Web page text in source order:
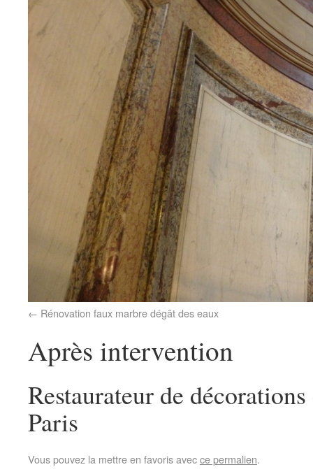
Rénovation faux marbre dégât des eaux
Après intervention
Restaurateur de
Paris
Vous pouvez la mettre en favoris avecce permalien.